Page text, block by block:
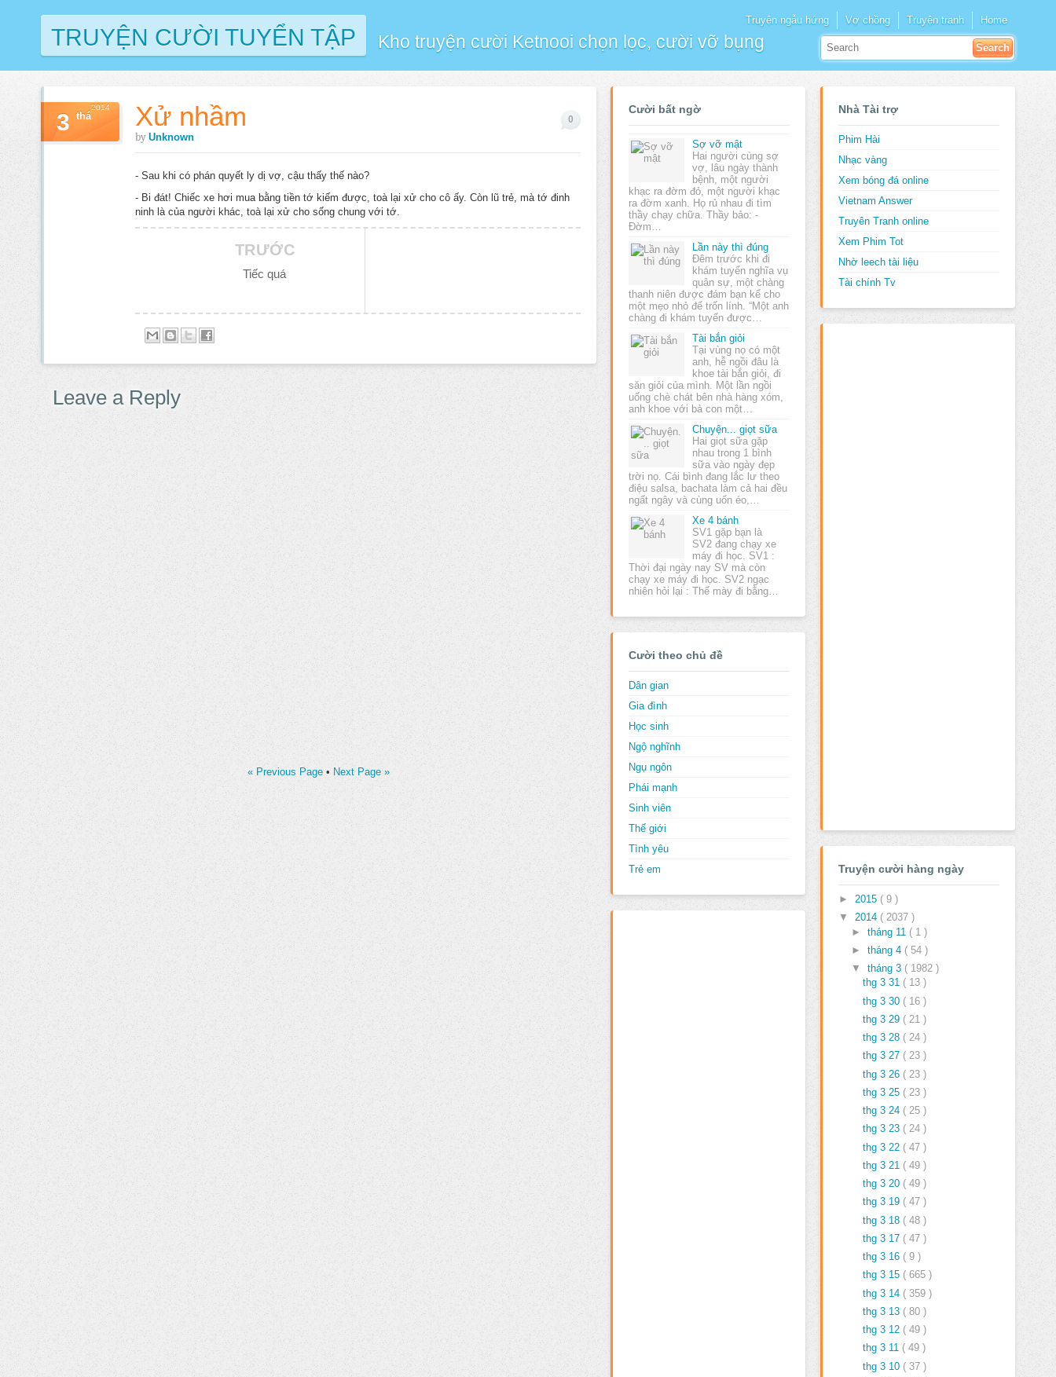
TRUYỆN CƯỜI TUYỂN TẬP Kho truyện cười Ketnooi chọn lọc, cười vỡ bụng
Truyện ngẫu hứng Vợ chồng Truyện tranh Home
Xử nhầm
by Unknown
3 thá
2014
0
- Sau khi có phán quyết ly dị vợ, cậu thấy thế nào?
- Bi đát! Chiếc xe hơi mua bằng tiền tớ kiếm được, toà lại xử cho cô ấy. Còn lũ trẻ, mà tớ đinh
ninh là của người khác, toà lại xử cho sống chung với tớ.
TRƯỚC
Tiếc quá
Leave a Reply
« Previous Page • Next Page »
Cười bất ngờ
Sợ vỡ mật
Hai người cùng sợ
vợ, lâu ngày thành
bệnh, một người
khạc ra đờm đỏ, một người khạc
ra đờm xanh. Họ rủ nhau đi tìm
thầy chạy chữa. Thầy bảo: -
Ðờm…
Lần này thì đúng
Đêm trước khi đi
khám tuyển nghĩa vụ
quân sự, một chàng
thanh niên được đám bạn kể cho
một mẹo nhỏ để trốn lính. “Một anh
chàng đi khám tuyển được…
Tài bắn giỏi
Tại vùng nọ có một
anh, hễ ngồi đâu là
khoe tài bắn giỏi, đi
săn giỏi của mình. Một lần ngồi
uống chè chát bên nhà hàng xóm,
anh khoe với bà con một…
Chuyện... giọt sữa
Hai giọt sữa gặp
nhau trong 1 bình
sữa vào ngày đẹp
trời nọ. Cái bình đang lắc lư theo
điệu salsa, bachata làm cả hai đều
ngất ngây và cùng uốn éo,…
Xe 4 bánh
SV1 gặp bạn là
SV2 đang chạy xe
máy đi học. SV1 :
Thời đại ngày nay SV mà còn
chạy xe máy đi học. SV2 ngạc
nhiên hỏi lại : Thế mày đi bằng…
Cười theo chủ đề
Dân gian
Gia đình
Học sinh
Ngộ nghĩnh
Ngụ ngôn
Phái mạnh
Sinh viên
Thế giới
Tình yêu
Trẻ em
Nhà Tài trợ
Phim Hài
Nhạc vàng
Xem bóng đá online
Vietnam Answer
Truyên Tranh online
Xem Phim Tot
Nhờ leech tài liệu
Tài chính Tv
Truyện cười hàng ngày
► 2015 ( 9 )
▼ 2014 ( 2037 )
► tháng 11 ( 1 )
► tháng 4 ( 54 )
▼ tháng 3 ( 1982 )
thg 3 31 ( 13 )
thg 3 30 ( 16 )
thg 3 29 ( 21 )
thg 3 28 ( 24 )
thg 3 27 ( 23 )
thg 3 26 ( 23 )
thg 3 25 ( 23 )
thg 3 24 ( 25 )
thg 3 23 ( 24 )
thg 3 22 ( 47 )
thg 3 21 ( 49 )
thg 3 20 ( 49 )
thg 3 19 ( 47 )
thg 3 18 ( 48 )
thg 3 17 ( 47 )
thg 3 16 ( 9 )
thg 3 15 ( 665 )
thg 3 14 ( 359 )
thg 3 13 ( 80 )
thg 3 12 ( 49 )
thg 3 11 ( 49 )
thg 3 10 ( 37 )